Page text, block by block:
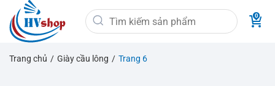
qua
nội
dung
Tìm
kiếm:
Trang chủ / Giày cầu lông / Trang 6